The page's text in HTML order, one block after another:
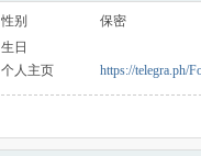
性别
保密
生日
个人主页
https://telegra.ph/